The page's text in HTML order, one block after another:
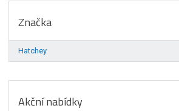
Značka
Hatchey
Akční nabídky